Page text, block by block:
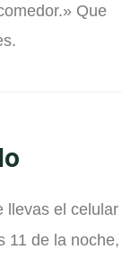
Que
llevas el celular
11 de la noche,